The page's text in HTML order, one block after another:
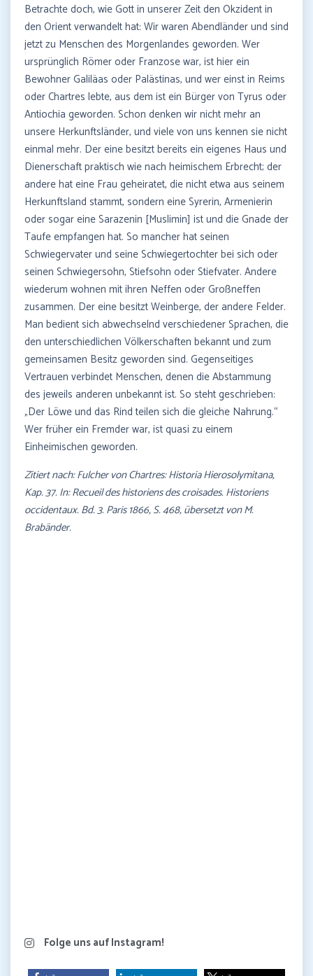
Betrachte doch, wie Gott in unserer Zeit den Okzident in
den Orient verwandelt hat: Wir waren Abendländer und sind
jetzt zu Menschen des Morgenlandes geworden. Wer
ursprünglich Römer oder Franzose war, ist hier ein
Bewohner Galiläas oder Palästinas, und wer einst in Reims
oder Chartres lebte, aus dem ist ein Bürger von Tyrus oder
Antiochia geworden. Schon denken wir nicht mehr an
unsere Herkunftsländer, und viele von uns kennen sie nicht
einmal mehr. Der eine besitzt bereits ein eigenes Haus und
Dienerschaft praktisch wie nach heimischem Erbrecht; der
andere hat eine Frau geheiratet, die nicht etwa aus seinem
Herkunftsland stammt, sondern eine Syrerin, Armenierin
oder sogar eine Sarazenin [Muslimin] ist und die Gnade der
Taufe empfangen hat. So mancher hat seinen
Schwiegervater und seine Schwiegertochter bei sich oder
seinen Schwiegersohn, Stiefsohn oder Stiefvater. Andere
wiederum wohnen mit ihren Neffen oder Großneffen
zusammen. Der eine besitzt Weinberge, der andere Felder.
Man bedient sich abwechselnd verschiedener Sprachen, die
den unterschiedlichen Völkerschaften bekannt und zum
gemeinsamen Besitz geworden sind. Gegenseitiges
Vertrauen verbindet Menschen, denen die Abstammung
des jeweils anderen unbekannt ist. So steht geschrieben:
„Der Löwe und das Rind teilen sich die gleiche Nahrung.“
Wer früher ein Fremder war, ist quasi zu einem
Einheimischen geworden.
Zitiert nach: Fulcher von Chartres: Historia Hierosolymitana,
Kap. 37. In: Recueil des historiens des croisades. Historiens
occidentaux. Bd. 3. Paris 1866, S. 468, übersetzt von M.
Brabänder.
Folge uns auf Instagram!